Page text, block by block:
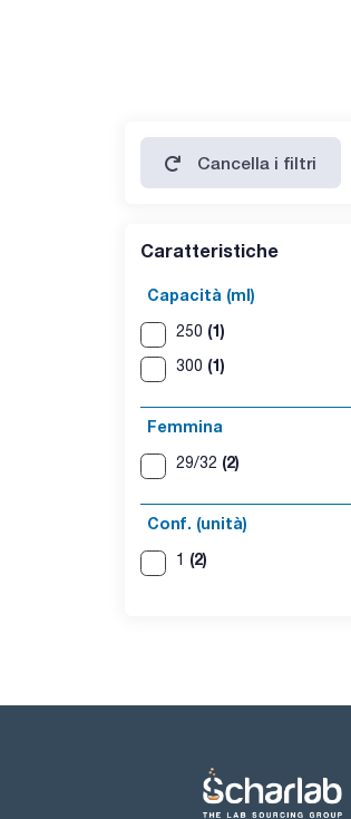
Cancella i filtri
Caratteristiche
Capacità (ml)
250 (1)
300 (1)
Femmina
29/32 (2)
Conf. (unità)
1 (2)